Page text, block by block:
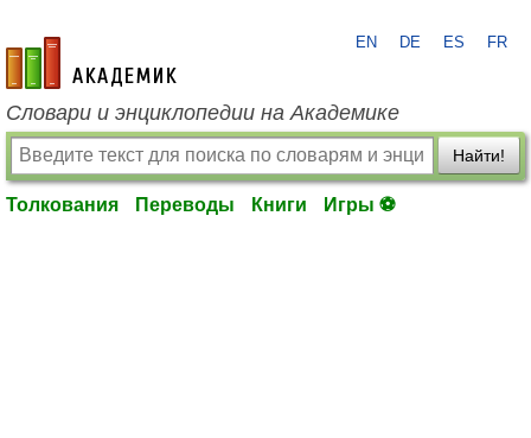
academic.ru
EN DE ES FR
Словари и энциклопедии на Академике
Найти!
Толкования Переводы Книги Игры ⚽